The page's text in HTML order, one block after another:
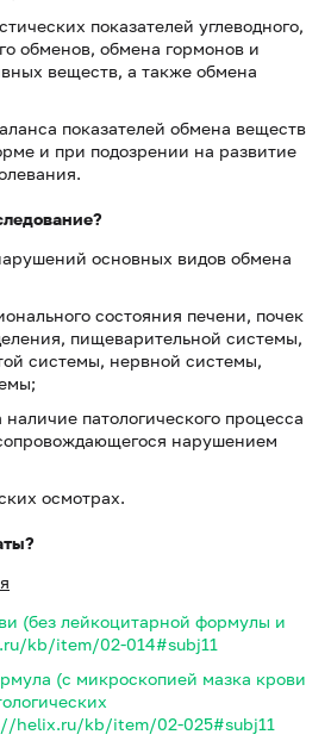
показателей углеводного,
обменов, обмена гормонов и
веществ, а также обмена
показателей обмена веществ
и при подозрении на развитие
основных видов обмена
состояния печени, почек
пищеварительной системы,
системы, нервной системы,
патологического процесса
нарушением
осмотрах.
(без лейкоцитарной формулы и
kb/item/02-014#subj11
(с микроскопией мазка крови
helix.ru/kb/item/02-025#subj11